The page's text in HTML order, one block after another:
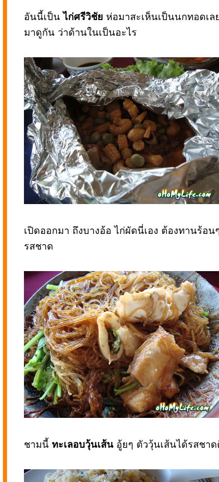
อันนี้เป็นไก่ศรีวิชัย ห่อมาสะเห็นเป็นนกทอดเล
มาดูกัน ว่าด้านในเป็นอะไร
เปิดออกมา ถึงบางอ้อ ไก่ผัดนี่เอง ต้องทานร้อน
รสชาด
ชามนี้ ทะเลอบวุ้นเส้น อู้ยๆ ตัววุ้นเส้นได้รสชา